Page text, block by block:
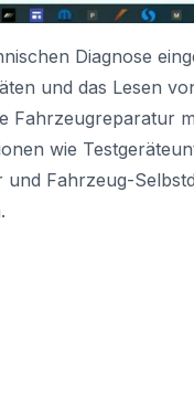
Diagnose
und das Lesen
Fahrzeugreparatur
wie
Fahrzeug-